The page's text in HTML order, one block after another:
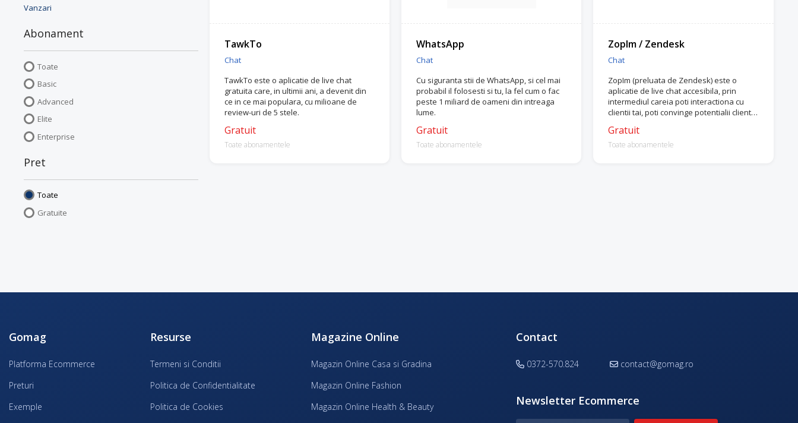
Vanzari
Abonament
Toate
Basic
Advanced
Elite
Enterprise
Pret
Toate
Gratuite
TawkTo
Chat
TawkTo este o aplicatie de live chat
gratuita care, in ultimii ani, a devenit din
ce in ce mai populara, cu milioane de
review-uri de 5 stele.
Gratuit
Toate abonamentele
WhatsApp
Chat
Cu siguranta stii de WhatsApp, si cel mai
probabil il folosesti si tu, la fel cum o fac
peste 1 miliard de oameni din intreaga
lume.
Gratuit
Toate abonamentele
ZopIm / Zendesk
Chat
ZopIm (preluata de Zendesk) este o
aplicatie de live chat accesibila, prin
intermediul careia poti interactiona cu
clientii tai, poti convinge potentialii clientii
Gratuit
Toate abonamentele
Gomag
Platforma Ecommerce
Preturi
Exemple
Resurse
Termeni si Conditii
Politica de Confidentialitate
Politica de Cookies
Magazine Online
Magazin Online Casa si Gradina
Magazin Online Fashion
Magazin Online Health & Beauty
Contact
0372-570.824 contact@gomag.ro
Newsletter Ecommerce